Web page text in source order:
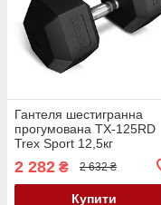
Гантеля шестигранна
прогумована TX-125RD
Trex Sport 12,5кг
2 282 ₴ 2 632 ₴
Купити